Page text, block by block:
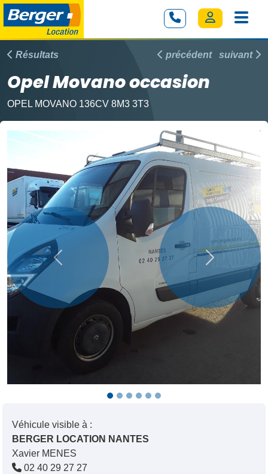
Résultats précédent suivant
Opel Movano occasion
OPEL MOVANO 136CV 8M3 3T3
Précédent Suivant
Véhicule visible à :
BERGER LOCATION NANTES
Xavier MENES
02 40 29 27 27